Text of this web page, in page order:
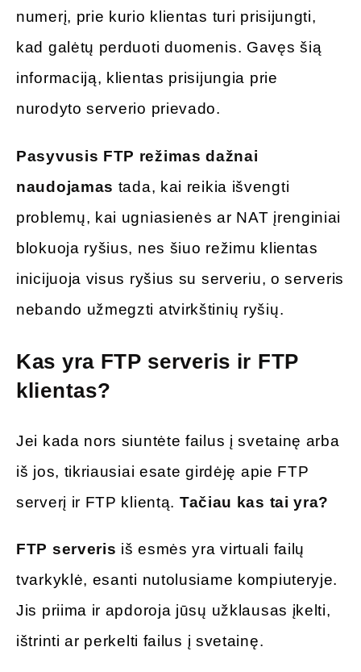
numerį, prie kurio klientas turi prisijungti,
kad galėtų perduoti duomenis. Gavęs šią
informaciją, klientas prisijungia prie
nurodyto serverio prievado.
Pasyvusis FTP režimas dažnai
naudojamas tada, kai reikia išvengti
problemų, kai ugniasienės ar NAT įrenginiai
blokuoja ryšius, nes šiuo režimu klientas
inicijuoja visus ryšius su serveriu, o serveris
nebando užmegzti atvirkštinių ryšių.
Kas yra FTP serveris ir FTP
klientas?
Jei kada nors siuntėte failus į svetainę arba
iš jos, tikriausiai esate girdėję apie FTP
serverį ir FTP klientą. Tačiau kas tai yra?
FTP serveris iš esmės yra virtuali failų
tvarkyklė, esanti nutolusiame kompiuteryje.
Jis priima ir apdoroja jūsų užklausas įkelti,
ištrinti ar perkelti failus į svetainę.